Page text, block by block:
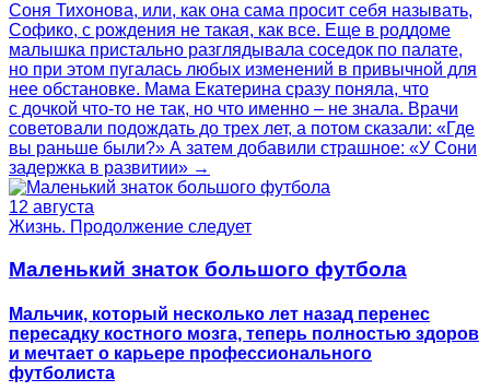
Соня Тихонова, или, как она сама просит себя называть,
Софико, с рождения не такая, как все. Еще в роддоме
малышка пристально разглядывала соседок по палате,
но при этом пугалась любых изменений в привычной для
нее обстановке. Мама Екатерина сразу поняла, что
с дочкой что-то не так, но что именно – не знала. Врачи
советовали подождать до трех лет, а потом сказали: «Где
вы раньше были?» А затем добавили страшное: «У Сони
задержка в развитии» →
12 августа
Жизнь. Продолжение следует
Маленький знаток большого футбола
Мальчик, который несколько лет назад перенес
пересадку костного мозга, теперь полностью здоров
и мечтает о карьере профессионального
футболиста